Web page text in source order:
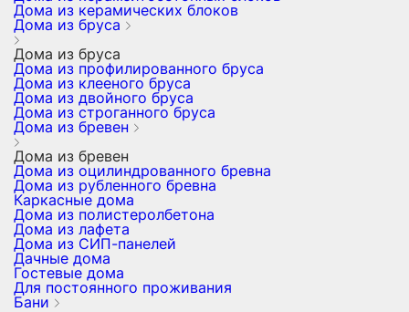
Дома из керамических блоков
Дома из бруса
Дома из бруса
Дома из профилированного бруса
Дома из клееного бруса
Дома из двойного бруса
Дома из строганного бруса
Дома из бревен
Дома из бревен
Дома из оцилиндрованного бревна
Дома из рубленного бревна
Каркасные дома
Дома из полистеролбетона
Дома из лафета
Дома из СИП-панелей
Дачные дома
Гостевые дома
Для постоянного проживания
Бани